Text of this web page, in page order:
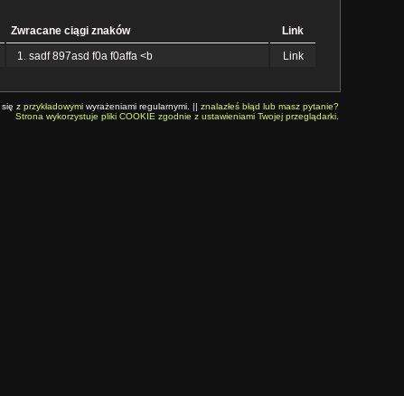
Zwracane ciągi znaków
Link
sadf 897asd f0a f0affa <b Link
z przykładowymi wyrażeniami regularnymi. || znalazłeś błąd lub masz pytanie?
Strona wykorzystuje pliki COOKIE zgodnie z ustawieniami Twojej przeglądarki.